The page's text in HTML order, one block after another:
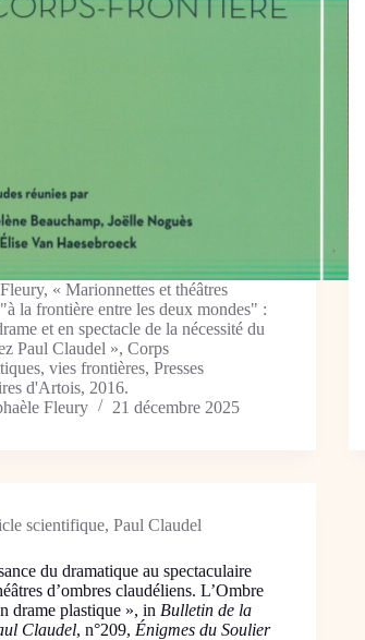
« Marionnettes et théâtres
la frontière entre les deux mondes" :
et en spectacle de la nécessité du
Paul Claudel », Corps
vies frontières, Presses
d'Artois, 2016.
Fleury
21 décembre 2025
scientifique,Paul Claudel
du dramatique au spectaculaire
d’ombres claudéliens. L’Ombre
drame plastique », in Bulletin de la
Claudel, n°209, Énigmes du Soulier